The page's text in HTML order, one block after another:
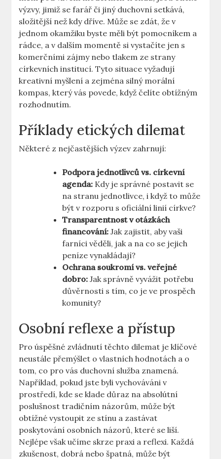
výzvy, jimiž se farář či jiný duchovní setkává,
složitější než kdy dříve. Může se zdát, že v
jednom okamžiku byste měli být pomocníkem a
rádce, a v dalším momentě si vystačíte jen s
komerčními zájmy nebo tlakem ze strany
církevních institucí. Tyto situace vyžadují
kreativní myšlení a zejména silný morální
kompas, který vás povede, když čelíte obtížným
rozhodnutím.
Příklady etických dilemat
Některé z nejčastějších výzev zahrnují:
Podpora jednotlivců vs. církevní
agenda: Kdy je správné postavit se
na stranu jednotlivce, i když to může
být v rozporu s oficiální linií církve?
Transparentnost v otázkách
financování: Jak zajistit, aby vaši
farníci věděli, jak a na co se jejich
peníze vynakládají?
Ochrana soukromí vs. veřejné
dobro: Jak správně vyvážit potřebu
důvěrnosti s tím, co je ve prospěch
komunity?
Osobní reflexe a přístup
Pro úspěšné zvládnutí těchto dilemat je klíčové
neustále přemýšlet o vlastních hodnotách a o
tom, co pro vás duchovní služba znamená.
Například, pokud jste byli vychováváni v
prostředí, kde se klade důraz na absolútní
poslušnost tradičním názorům, může být
obtížné vystoupit ze stínu a zastávat
poskytování osobních názorů, které se liší.
Nejlépe však učíme skrze praxi a reflexi. Každá
zkušenost, dobrá nebo špatná, může být